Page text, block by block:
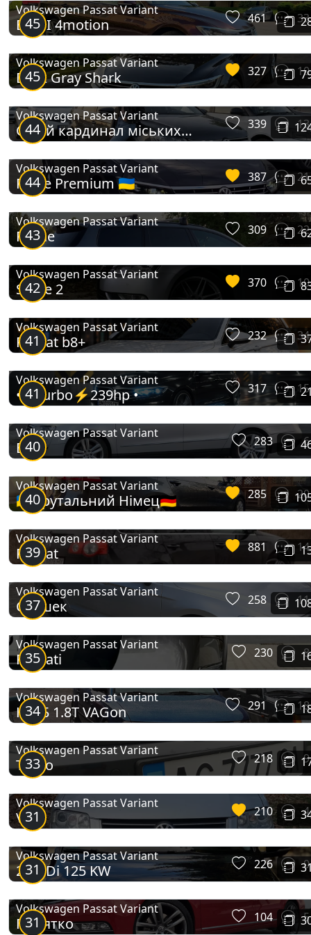
Passat Variant (B3)
Passat Variant (B4)
Passat Variant (B5)
Passat Variant (B6)
Passat Variant (B7)
Passat Variant (B8)
45
Volkswagen Passat Variant
BiTDI 4motion 461 33
45
Volkswagen Passat Variant
Dark Gray Shark 327 10
44
Volkswagen Passat Variant
Сірий кардинал міських
доріг, Мій вірний Das Auto 🖤
339 13
44
Volkswagen Passat Variant
R-line Premium 🇺🇦 387 21
43
Volkswagen Passat Variant
R-Line 309 22
42
Volkswagen Passat Variant
Stage 2 370 10
41
Volkswagen Passat Variant
Passat b8+ 232 34
41
Volkswagen Passat Variant
• Biturbo⚡239hp • 317 15
40
Volkswagen Passat Variant
B6 283 6
40
Volkswagen Passat Variant
🇺🇦Брутальний Німец🇩🇪 285 20
39
Volkswagen Passat Variant
Passat 881 14
37
Volkswagen Passat Variant
Cташек 258 11
35
Volkswagen Passat Variant
Passati 230 8
34
Volkswagen Passat Variant
КРАБ 1.8Т VAGon 291 18
33
Volkswagen Passat Variant
Turbo 218 9
31
Volkswagen Passat Variant
VW 210 4
31
Volkswagen Passat Variant
2.0 TDi 125 KW 226 0
31
Volkswagen Passat Variant
Пацятко 104 5